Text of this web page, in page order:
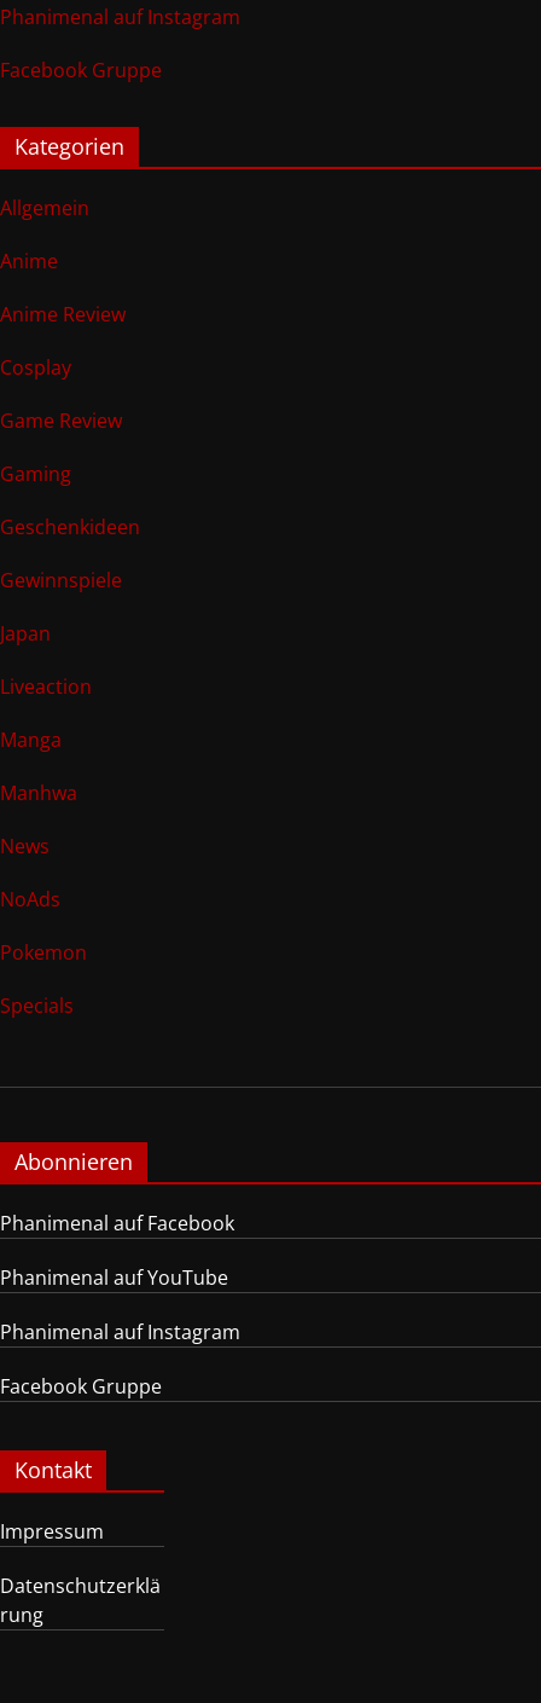
Phanimenal auf Instagram
Facebook Gruppe
Kategorien
Allgemein
Anime
Anime Review
Cosplay
Game Review
Gaming
Geschenkideen
Gewinnspiele
Japan
Liveaction
Manga
Manhwa
News
NoAds
Pokemon
Specials
Abonnieren
Phanimenal auf Facebook
Phanimenal auf YouTube
Phanimenal auf Instagram
Facebook Gruppe
Kontakt
Impressum
Datenschutzerklä
rung